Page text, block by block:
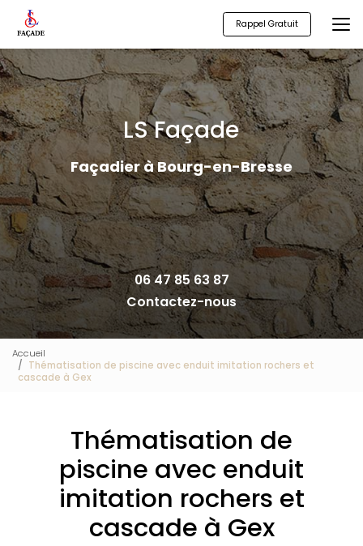
contenu
principal
Rappel Gratuit
LS Façade
Façadier à Bourg-en-Bresse
06 47 85 63 87
Contactez-nous
Accueil
Thématisation de piscine avec enduit imitation rochers et
cascade à Gex
Thématisation de
piscine avec enduit
imitation rochers et
cascade à Gex